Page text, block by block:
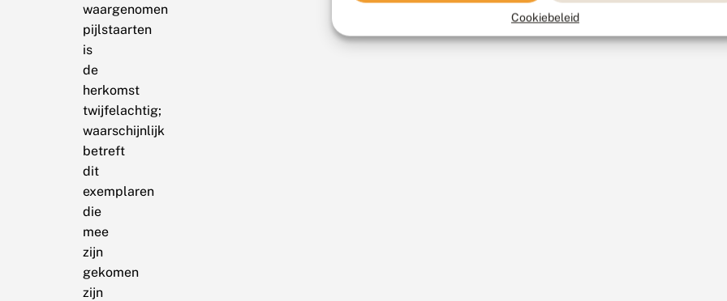
Cookiebeleid
waargenomen
pijlstaarten
is
de
herkomst
twijfelachtig;
waarschijnlijk
betreft
dit
exemplaren
die
mee
zijn
gekomen
zijn